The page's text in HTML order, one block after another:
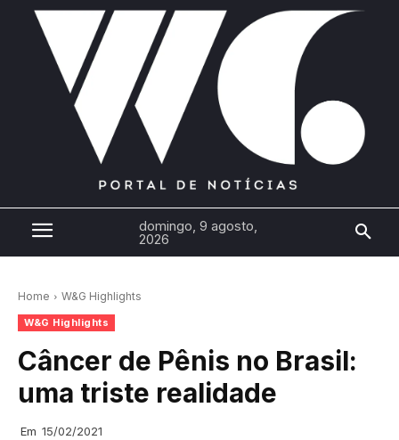
domingo, 9 agosto,
2026
Home W&G Highlights
W&G Highlights
Câncer de Pênis no Brasil:
uma triste realidade
Em 15/02/2021